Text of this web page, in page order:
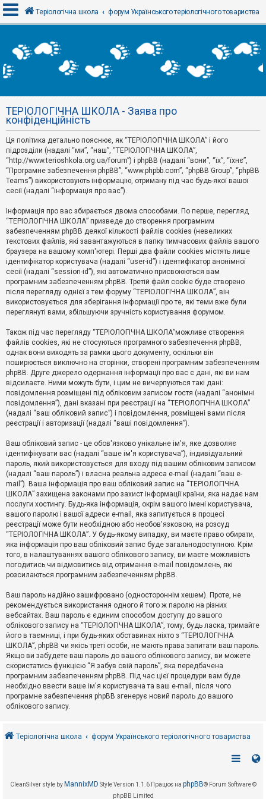
х
і
Р
е
с
т
р
а
ц
і
я
Т
е
м
и
б
е
з
в
і
д
о
і
д
е
й
А
т
и
в
е
м
и
П
о
ш
у
Д
о
м
о
г
Теріологічна школа форум Українського теріологічного товариства
ТЕРІОЛОГІЧНА ШКОЛА - Заява про
конфіденційність
Ця політика детально пояснює, як “ТЕРІОЛОГІЧНА ШКОЛА” і його
підрозділи (надалі “ми”, “наш”, “ТЕРІОЛОГІЧНА ШКОЛА”,
“http://www.terioshkola.org.ua/forum”) і phpBB (надалі “вони”, “їх”, “їхнє”,
“Програмне забезпечення phpBB”, “www.phpbb.com”, “phpBB Group”, “phpBB
Teams”) використовують інформацію, отриману під час будь-якої вашої
сесії (надалі “інформація про вас”).
Інформація про вас збирається двома способами. По перше, перегляд
“ТЕРІОЛОГІЧНА ШКОЛА” призведе до створення програмним
забезпеченням phpBB деякої кількості файлів cookies (невеликих
текстових файлів, які завантажуються в папку тимчасових файлів вашого
браузера на вашому комп'ютері. Перші два файли cookies містять лише
ідентифікатор користувача (надалі “user-id”) і ідентифікатор анонімної
сесії (надалі “session-id”), які автоматично присвоюються вам
програмним забезпеченням phpBB. Третій файл cookie буде створено
після перегляду однієї з тем форуму “ТЕРІОЛОГІЧНА ШКОЛА”, він
використовується для зберігання інформації про те, які теми вже були
переглянуті вами, збільшуючи зручність користування форумом.
Також під час перегляду “ТЕРІОЛОГІЧНА ШКОЛА”можливе створення
файлів cookies, які не стосуються програмного забезпечення phpBB,
однак вони виходять за рамки цього документу, оскільки він
поширюється виключно на сторінки, створені програмним забезпеченням
phpBB. Друге джерело одержання інформації про вас є дані, які ви нам
відсилаєте. Ними можуть бути, і цим не вичерпуються такі дані:
повідомлення розміщені під обліковим записом гостя (надалі “анонімні
повідомлення”), дані вказані при реєстрації на “ТЕРІОЛОГІЧНА ШКОЛА”
(надалі “ваш обліковий запис”) і повідомлення, розміщені вами після
реєстрації і авторизації (надалі “ваші повідомлення”).
Ваш обліковий запис - це обов'язково унікальне ім'я, яке дозволяє
ідентифікувати вас (надалі “ваше ім'я користувача”), індивідуальний
пароль, який використовується для входу під вашим обліковим записом
(надалі “ваш пароль”) і власна реальна адреса e-mail (надалі “ваш e-
mail”). Ваша інформація про ваш обліковий запис на “ТЕРІОЛОГІЧНА
ШКОЛА” захищена законами про захист інформації країни, яка надає нам
послуги хостингу. Будь-яка інформація, окрім вашого імені користувача,
вашого паролю і вашої адреси e-mail, яка запитується в процесі
реєстрації може бути необхідною або необов'язковою, на розсуд
“ТЕРІОЛОГІЧНА ШКОЛА”. У будь-якому випадку, ви маєте право обирати,
яка інформація про ваш обліковий запис буде загальнодоступною. Крім
того, в налаштуваннях вашого облікового запису, ви маєте можливість
погодитись чи відмовитись від отримання e-mail повідомлень, які
розсилаються програмним забезпеченням phpBB.
Ваш пароль надійно зашифровано (одностороннім хешем). Проте, не
рекомендується використання одного й того ж паролю на різних
вебсайтах. Ваш пароль є єдиним способом доступу до вашого
облікового запису на “ТЕРІОЛОГІЧНА ШКОЛА”, тому, будь ласка, тримайте
його в таємниці, і при будь-яких обставинах ніхто з “ТЕРІОЛОГІЧНА
ШКОЛА”, phpBB чи якісь треті особи, не мають права запитати ваш пароль.
Якщо ви забудете ваш пароль до вашого облікового запису, ви можете
скористатись функцією “Я забув свій пароль”, яка передбачена
програмним забезпеченням phpBB. Під час цієї процедури вам буде
необхідно ввести ваше ім'я користувача та ваш e-mail, після чого
програмне забезпечення phpBB згенерує новий пароль до вашого
облікового запису.
Теріологічна школа форум Українського теріологічного товариства
CleanSilver style by MannixMD Style Version 1.1.6 Працює на phpBB® Forum Software ©
phpBB Limited